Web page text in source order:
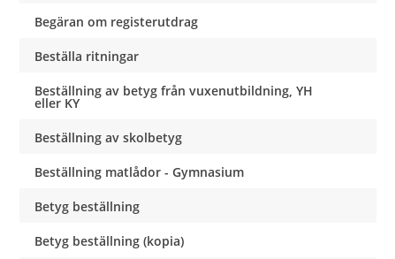
Begäran om registerutdrag
Beställa ritningar
Beställning av betyg från vuxenutbildning, YH
eller KY
Beställning av skolbetyg
Beställning matlådor - Gymnasium
Betyg beställning
Betyg beställning (kopia)